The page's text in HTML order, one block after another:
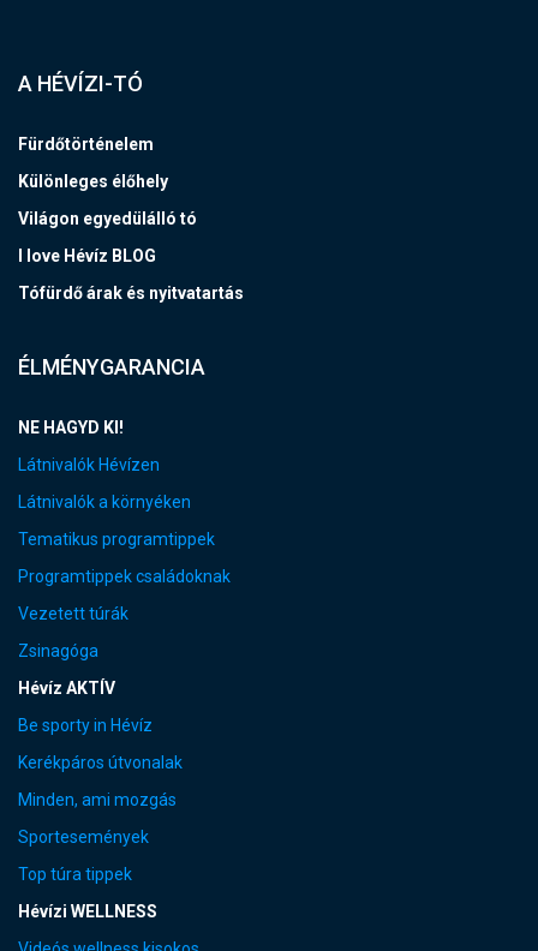
A HÉVÍZI-TÓ
Fürdőtörténelem
Különleges élőhely
Világon egyedülálló tó
I love Hévíz BLOG
Tófürdő árak és nyitvatartás
ÉLMÉNYGARANCIA
NE HAGYD KI!
Látnivalók Hévízen
Látnivalók a környéken
Tematikus programtippek
Programtippek családoknak
Vezetett túrák
Zsinagóga
Hévíz AKTÍV
Be sporty in Hévíz
Kerékpáros útvonalak
Minden, ami mozgás
Sportesemények
Top túra tippek
Hévízi WELLNESS